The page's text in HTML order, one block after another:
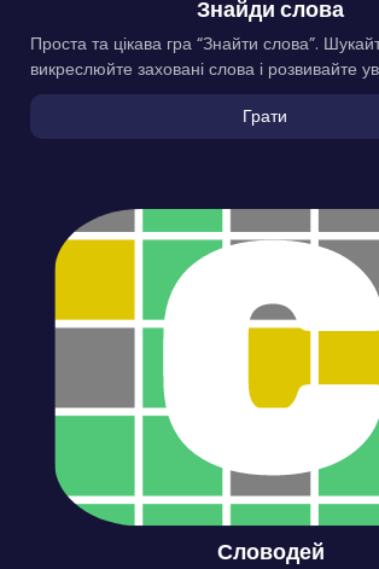
Знайди слова
Проста та цікава гра “Знайти слова”.
Грати